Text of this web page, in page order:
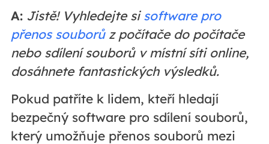
A: Jistě! Vyhledejte sisoftware pro
přenos souborůz počítače do počítače
nebo sdílení souborů v místní síti online,
dosáhnete fantastických výsledků.
Pokud patříte k lidem, kteří hledají
bezpečný software pro sdílení souborů,
který umožňuje přenos souborů mezi